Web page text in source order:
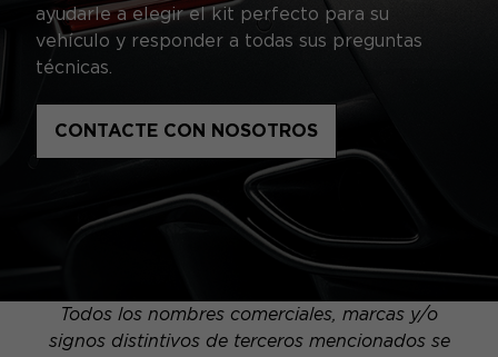
ayudarle a elegir el kit perfecto para su
vehículo y responder a todas sus preguntas
técnicas.
CONTACTE CON NOSOTROS
Todos los nombres comerciales, marcas y/o
signos distintivos de terceros mencionados se